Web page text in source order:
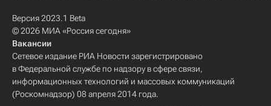
Версия 2023.1 Beta
© 2026 МИА «Россия сегодня»
Вакансии
Сетевое издание РИА Новости зарегистрировано
в Федеральной службе по надзору в сфере связи,
информационных технологий и массовых коммуникаций
(Роскомнадзор) 08 апреля 2014 года.